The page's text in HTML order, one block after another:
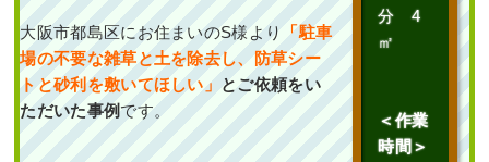
大阪市都島区にお住まいのS様より
「駐車
場の不要な雑草と土を除去し、防草シー
トと砂利を敷いてほしい」 とご依頼をい
ただいた事例です。
分 4
㎡
＜作業
時間＞